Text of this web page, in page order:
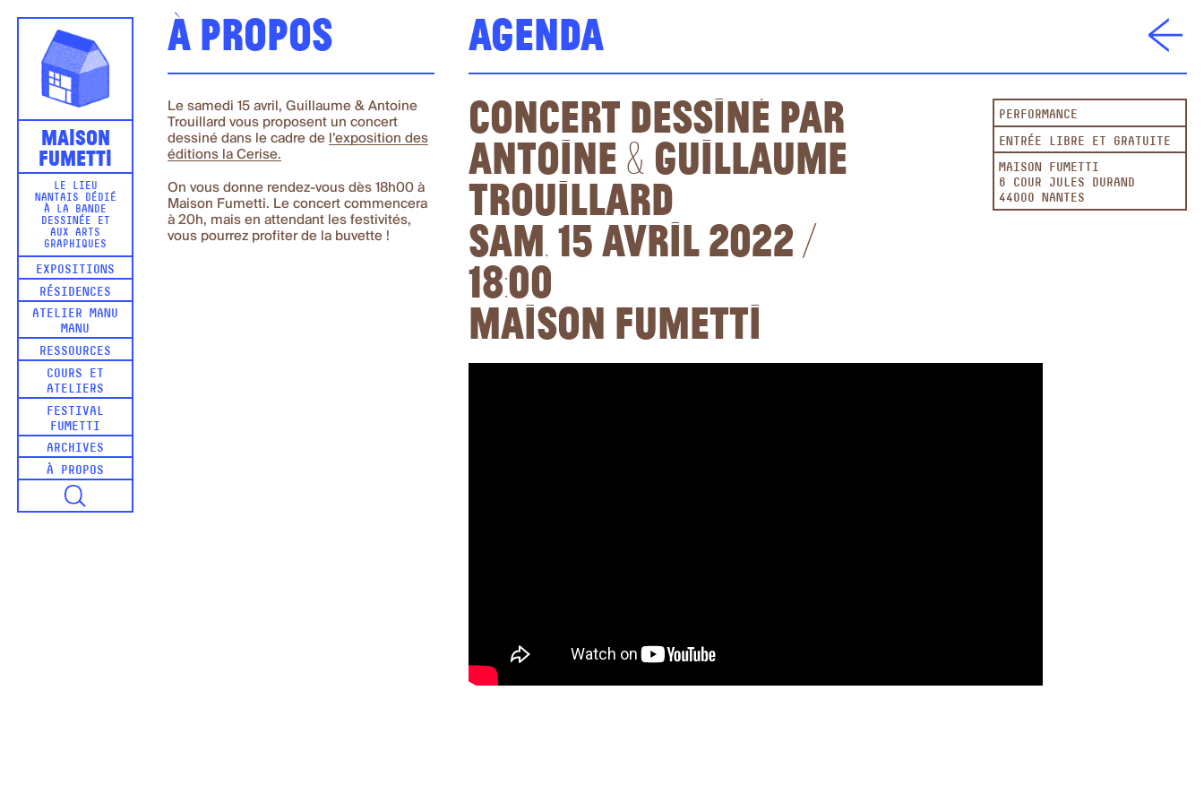
Maison
Fumetti
LE LIEU
NANTAIS DÉDIÉ
À LA BANDE
DESSINÉE ET
AUX ARTS
GRAPHIQUES
EXPOSITIONS
RÉSIDENCES
ATELIER MANU
MANU
RESSOURCES
COURS ET
ATELIERS
FESTIVAL
FUMETTI
ARCHIVES
À PROPOS
À propos
Le samedi 15 avril, Guillaume & Antoine
Trouillard vous proposent un concert
dessiné dans le cadre de l’exposition des
éditions la Cerise.
On vous donne rendez-vous dès 18h00 à
Maison Fumetti. Le concert commencera
à 20h, mais en attendant les festivités,
vous pourrez profiter de la buvette !
Agenda
Concert dessiné par
Antoine & Guillaume
Trouillard
Sam. 15 avril 2022 /
18:00
Maison Fumetti
PERFORMANCE
ENTRÉE LIBRE ET GRATUITE
MAISON FUMETTI
6 COUR JULES DURAND
44000 NANTES